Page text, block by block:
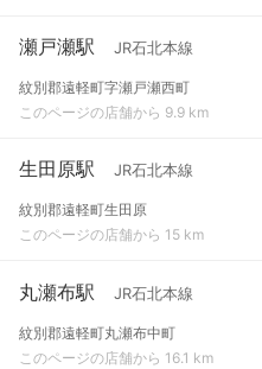
瀬戸瀬駅 JR石北本線
紋別郡遠軽町字瀬戸瀬西町
このページの店舗から 9.9 km
生田原駅 JR石北本線
紋別郡遠軽町生田原
このページの店舗から 15 km
丸瀬布駅 JR石北本線
紋別郡遠軽町丸瀬布中町
このページの店舗から 16.1 km